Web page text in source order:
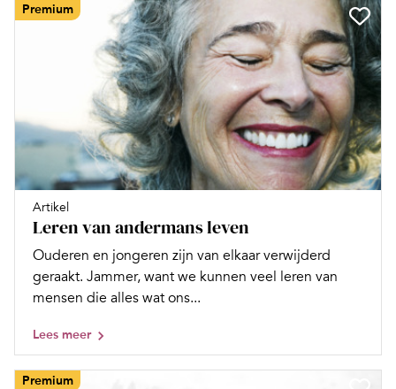
Premium
Artikel
Leren van andermans leven
Ouderen en jongeren zijn van elkaar ­verwijderd
geraakt. Jammer, want we kunnen veel leren van
mensen die alles wat ons...
Lees meer
Premium